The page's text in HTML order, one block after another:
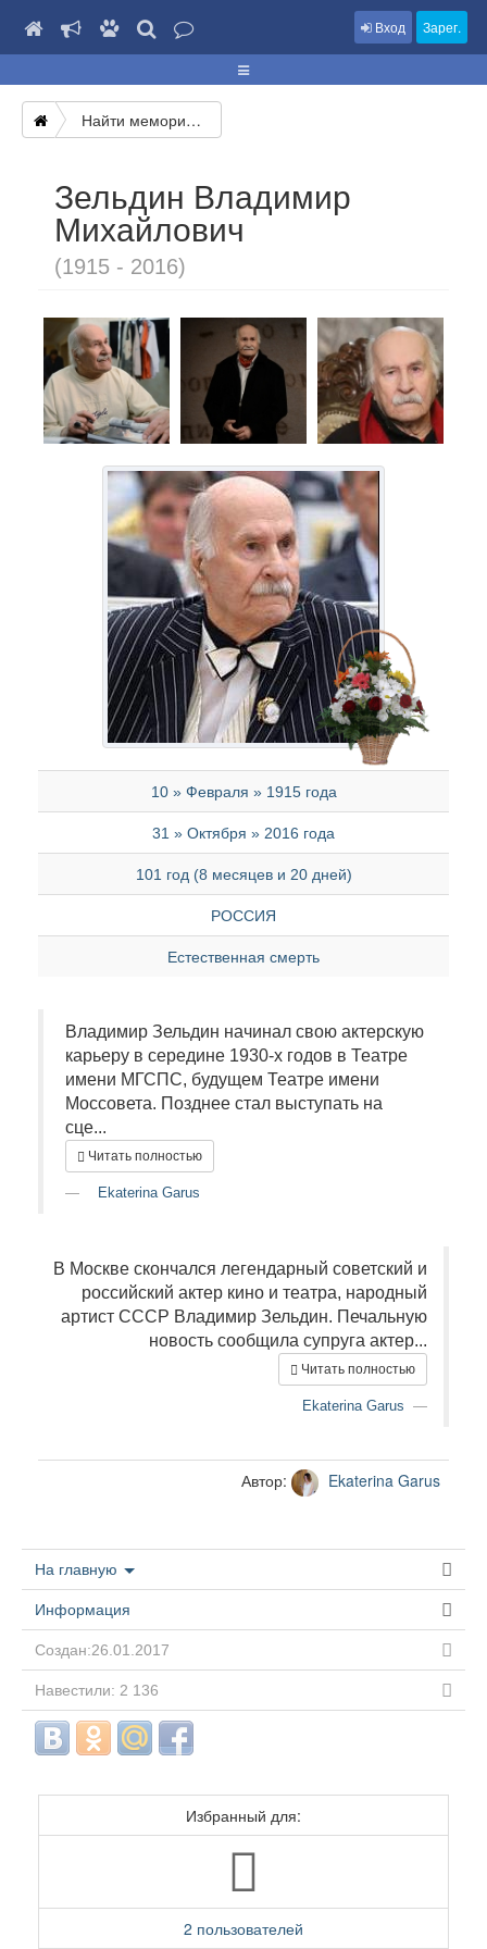
Вход Зарег.
Найти мемориал
Зельдин Владимир
Михайлович
(1915 - 2016)
10 » Февраля » 1915 года
31 » Октября » 2016 года
101 год (8 месяцев и 20 дней)
РОССИЯ
Естественная смерть
Владимир Зельдин начинал свою актерскую
карьеру в середине 1930-х годов в Театре
имени МГСПС, будущем Театре имени
Моссовета. Позднее стал выступать на
сце...
Читать полностью
Ekaterina Garus
В Москве скончался легендарный советский и
российский актер кино и театра, народный
артист СССР Владимир Зельдин. Печальную
новость сообщила супруга актер...
Читать полностью
Ekaterina Garus
Автор: Ekaterina Garus
На главную
Информация
Создан:26.01.2017
Навестили: 2 136
Избранный для:
2 пользователей